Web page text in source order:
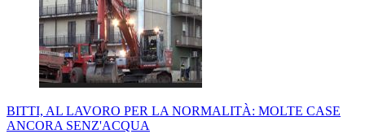
BITTI, AL LAVORO PER LA NORMALITÀ: MOLTE CASE
ANCORA SENZ'ACQUA